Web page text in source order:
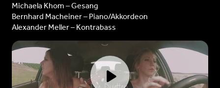
Michaela Khom – Gesang
Bernhard Macheiner – Piano/Akkordeon
Alexander Meller – Kontrabass